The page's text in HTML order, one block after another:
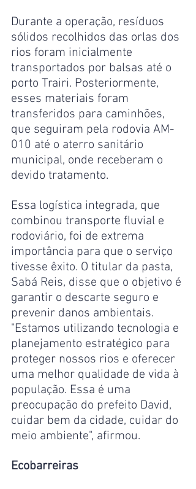
Durante a operação, resíduos
sólidos recolhidos das orlas dos
rios foram inicialmente
transportados por balsas até o
porto Trairi. Posteriormente,
esses materiais foram
transferidos para caminhões,
que seguiram pela rodovia AM-
010 até o aterro sanitário
municipal, onde receberam o
devido tratamento.
Essa logística integrada, que
combinou transporte fluvial e
rodoviário, foi de extrema
importância para que o serviço
tivesse êxito. O titular da pasta,
Sabá Reis, disse que o objetivo é
garantir o descarte seguro e
prevenir danos ambientais.
"Estamos utilizando tecnologia e
planejamento estratégico para
proteger nossos rios e oferecer
uma melhor qualidade de vida à
população. Essa é uma
preocupação do prefeito David,
cuidar bem da cidade, cuidar do
meio ambiente", afirmou.
Ecobarreiras